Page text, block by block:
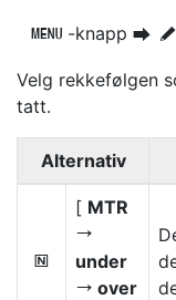
G -knapp U A
Velg rekkefølgen
tatt.
Alternativ
H
[ MTR
V
under
V over